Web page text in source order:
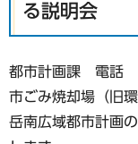
る説明会
都市計画課 電
市ごみ焼却場（旧
岳南広域都市計画